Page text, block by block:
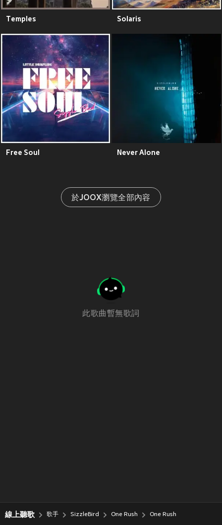
Temples Solaris
Free Soul Never Alone
於JOOX瀏覽全部內容
此歌曲暫無歌詞
線上聽歌 歌手 SizzleBird One Rush One Rush